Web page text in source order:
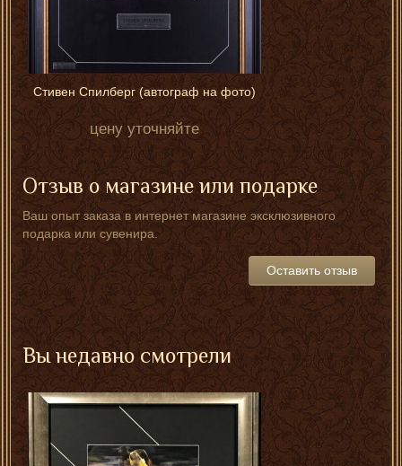
Стивен Спилберг (автограф на фото)
цену уточняйте
Отзыв о магазине или подарке
Ваш опыт заказа в интернет магазине эксклюзивного
подарка или сувенира.
Оставить отзыв
Вы недавно смотрели